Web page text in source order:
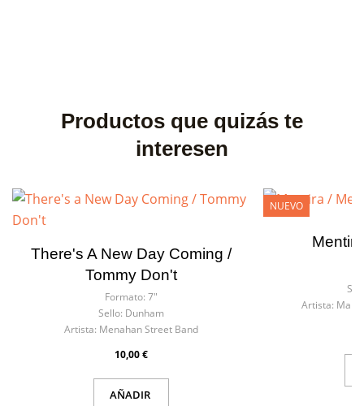
Productos que quizás te
interesen
There's A New Day Coming /
Tommy Don't
Formato: 7"
Sello: Dunham
Artista: Menahan Street Band
10,00 €
AÑADIR
Artista:
NUEVO